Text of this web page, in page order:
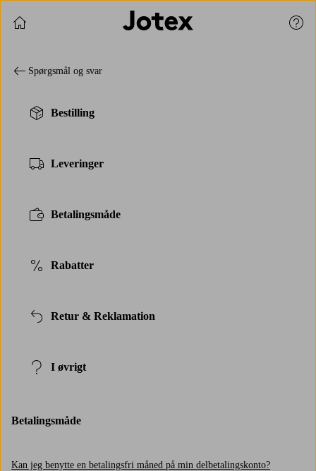
Fortsæt med at shoppe
Spørgsmål og svar
Bestilling
Leveringer
Betalingsmåde
Rabatter
Retur & Reklamation
I øvrigt
Betalingsmåde
Kan jeg benytte en betalingsfri måned på min delbetalingskonto?